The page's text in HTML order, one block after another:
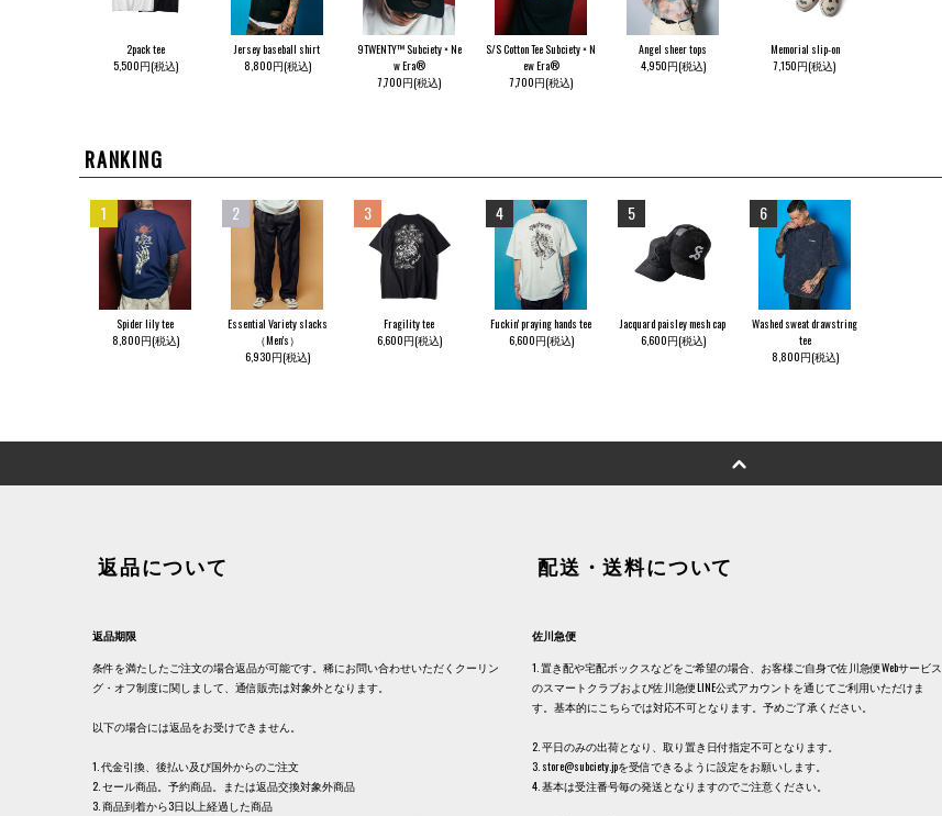
2pack tee
5,500円(税込)
Jersey baseball shirt
8,800円(税込)
9TWENTY™ Subciety × Ne
w Era®
7,700円(税込)
S/S Cotton Tee Subciety × N
ew Era®
7,700円(税込)
Angel sheer tops
4,950円(税込)
Memorial slip-on
7,150円(税込)
RANKING
1
Spider lily tee
8,800円(税込)
2
Essential Variety slacks
（Men's）
6,930円(税込)
3
Fragility tee
6,600円(税込)
4
Fuckin' praying hands tee
6,600円(税込)
5
Jacquard paisley mesh cap
6,600円(税込)
6
Washed sweat drawstring
tee
8,800円(税込)
返品について
返品期限
条件を満たしたご注文の場合返品が可能です。稀にお問い合わせいただくクーリン
グ・オフ制度に関しまして、通信販売は対象外となります。
以下の場合には返品をお受けできません。
1. 代金引換、後払い及び国外からのご注文
2. セール商品。予約商品。または返品交換対象外商品
3. 商品到着から3日以上経過した商品
配送・送料について
佐川急便
1. 置き配や宅配ボックスなどをご希望の場合、お客様ご自身で佐川急便Webサービス
のスマートクラブおよび佐川急便LINE公式アカウントを通じてご利用いただけま
す。基本的にこちらでは対応不可となります。予めご了承ください。
2. 平日のみの出荷となり、取り置き日付指定不可となります。
3. store@subciety.jpを受信できるように設定をお願いします。
4. 基本は受注番号毎の発送となりますのでご注意ください。